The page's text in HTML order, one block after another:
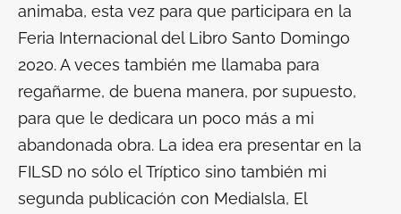
animaba, esta vez para que participara en la
Feria Internacional del Libro Santo Domingo
2020. A veces también me llamaba para
regañarme, de buena manera, por supuesto,
para que le dedicara un poco más a mi
abandonada obra. La idea era presentar en la
FILSD no sólo elTríptico sino también mi
segunda publicación con MediaIsla, El